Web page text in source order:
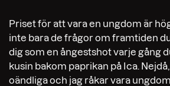
Priset för att vara en ungdom är
inte bara de frågor om framtiden
dig som en ångestshot varje gång
kusin bakom paprikan på Ica.
oändliga och jag råkar vara